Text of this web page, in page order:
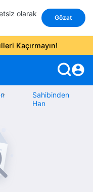
olarak
Gözat
Kaçırmayın!
account_circle
Sahibinden
Han